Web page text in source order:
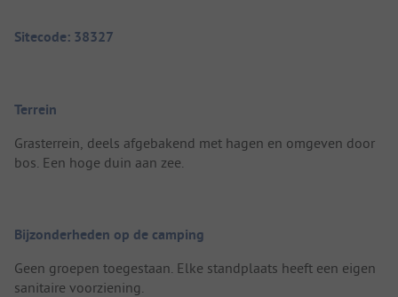
Sitecode: 38327
Terrein
Grasterrein, deels afgebakend met hagen en omgeven door
bos. Een hoge duin aan zee.
Bijzonderheden op de camping
Geen groepen toegestaan. Elke standplaats heeft een eigen
sanitaire voorziening.